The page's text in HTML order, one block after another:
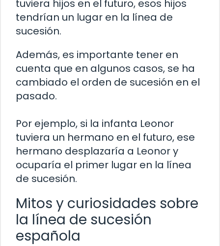
tuviera hijos en el futuro, esos hijos
tendrían un lugar en la línea de
sucesión.
Además, es importante tener en
cuenta que en algunos casos, se ha
cambiado el orden de sucesión en el
pasado.
Por ejemplo, si la infanta Leonor
tuviera un hermano en el futuro, ese
hermano desplazaría a Leonor y
ocuparía el primer lugar en la línea
de sucesión.
Mitos y curiosidades sobre
la línea de sucesión
española